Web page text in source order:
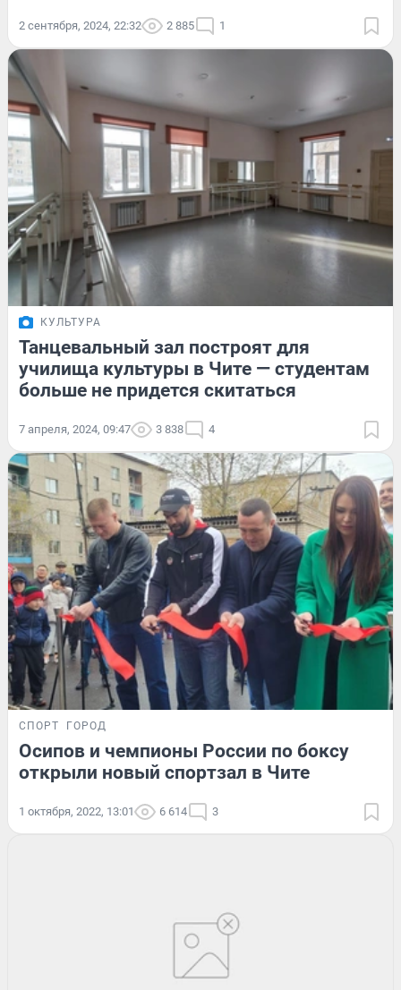
2 сентября, 2024, 22:32 2 885 1
КУЛЬТУРА
Танцевальный зал построят для
училища культуры в Чите — студентам
больше не придется скитаться
7 апреля, 2024, 09:47 3 838 4
СПОРТ ГОРОД
Осипов и чемпионы России по боксу
открыли новый спортзал в Чите
1 октября, 2022, 13:01 6 614 3